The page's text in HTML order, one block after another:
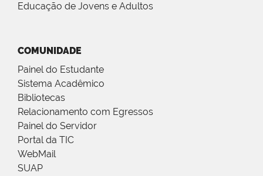
Educação de Jovens e Adultos
COMUNIDADE
Painel do Estudante
Sistema Acadêmico
Bibliotecas
Relacionamento com Egressos
Painel do Servidor
Portal da TIC
WebMail
SUAP